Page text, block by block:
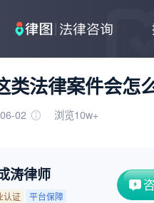
类法律案件会怎
02 浏览10w+
涛律师
认证 平台保障